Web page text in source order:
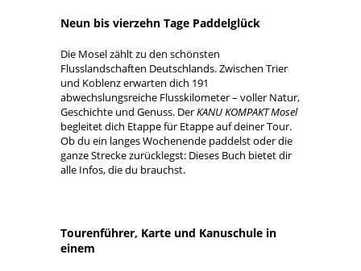
Neun bis vierzehn Tage Paddelglück
Die Mosel zählt zu den schönsten
Flusslandschaften Deutschlands. Zwischen Trier
und Koblenz erwarten dich 191
abwechslungsreiche Flusskilometer – voller Natur,
Geschichte und Genuss. DerKANU KOMPAKT Mosel
begleitet dich Etappe für Etappe auf deiner Tour.
Ob du ein langes Wochenende paddelst oder die
ganze Strecke zurücklegst: Dieses Buch bietet dir
alle Infos, die du brauchst.
Tourenführer, Karte und Kanuschule in
einem